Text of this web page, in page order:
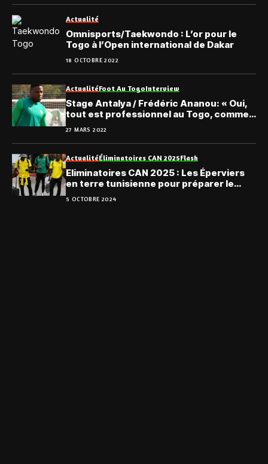
Actualité
Omnisports/Taekwondo : L’or pour le
Togo à l’Open international de Dakar
18 OCTOBRE 2022
ActualitéFoot Au TogoInterview
Stage Antalya / Frédéric Ananou: « Oui,
tout est professionnel au Togo, comme
en Allemagne… »
27 MARS 2022
ActualitéÉliminatoires CAN 2025Flash
Eliminatoires CAN 2025 : Les Éperviers
en terre tunisienne pour préparer le
match contre l’Algérie
5 OCTOBRE 2024